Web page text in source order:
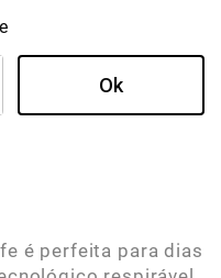
é perfeita para dias